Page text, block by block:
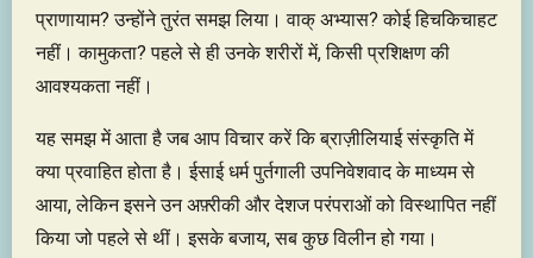
प्राणायाम? उन्होंने तुरंत समझ लिया। वाक् अभ्यास? कोई हिचकिचाहट
नहीं। कामुकता? पहले से ही उनके शरीरों में, किसी प्रशिक्षण की
आवश्यकता नहीं।
यह समझ में आता है जब आप विचार करें कि ब्राज़ीलियाई संस्कृति में
क्या प्रवाहित होता है। ईसाई धर्म पुर्तगाली उपनिवेशवाद के माध्यम से
आया, लेकिन इसने उन अफ़्रीकी और देशज परंपराओं को विस्थापित नहीं
किया जो पहले से थीं। इसके बजाय, सब कुछ विलीन हो गया।